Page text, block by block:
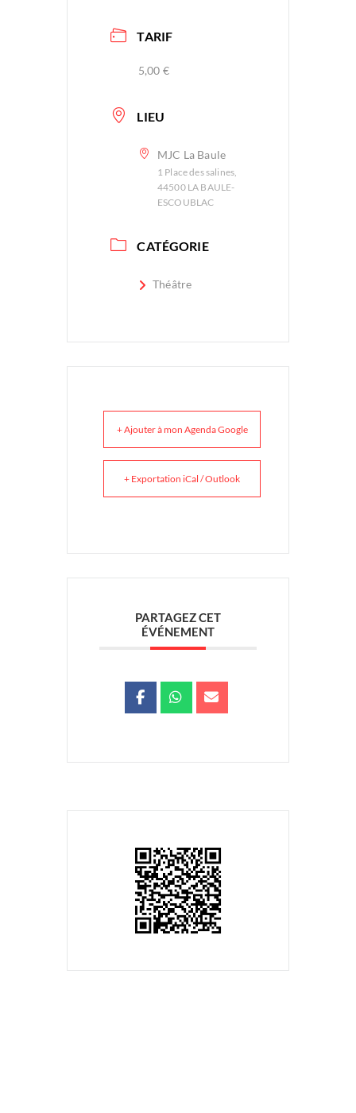
TARIF
5,00 €
LIEU
MJC La Baule
1 Place des salines,
44500 LA BAULE-
ESCOUBLAC
CATÉGORIE
Théâtre
+ Ajouter à mon Agenda Google
+ Exportation iCal / Outlook
PARTAGEZ CET
ÉVÉNEMENT